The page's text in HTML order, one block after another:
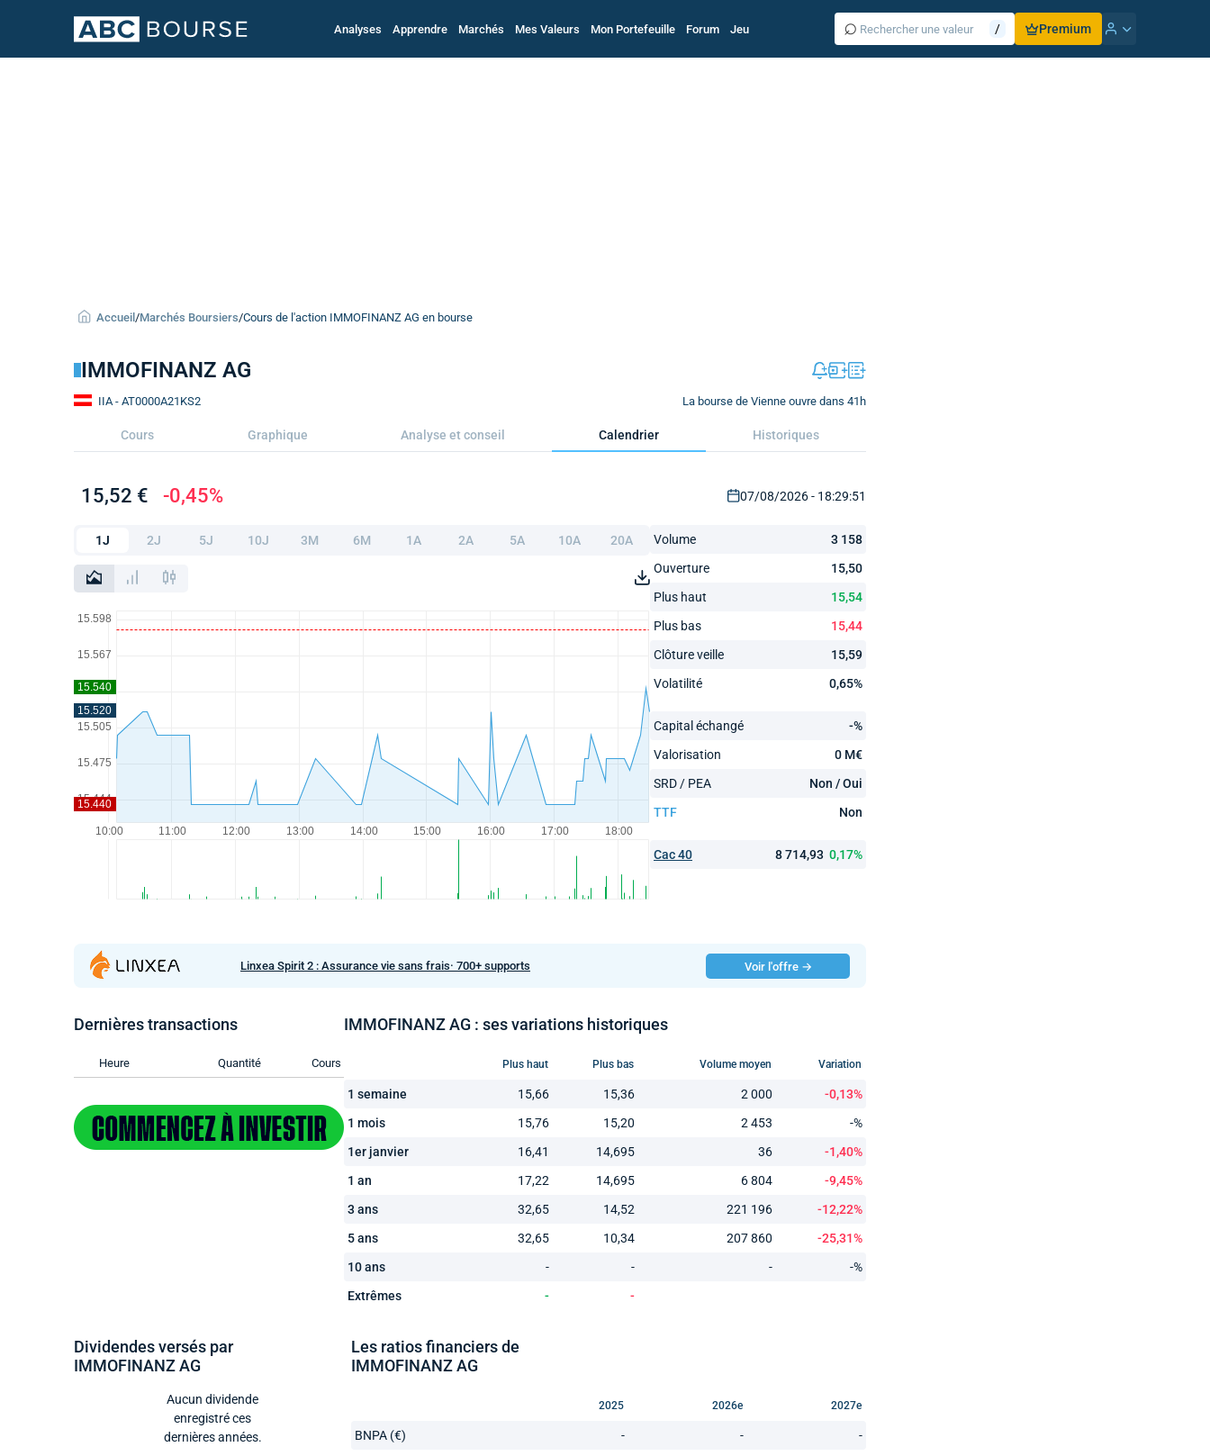
Analyses Apprendre Marchés Mes Valeurs Mon Portefeuille Forum Jeu ⌕ / Premium
Accueil /Marchés Boursiers/Cours de l'action IMMOFINANZ AG en bourse
IMMOFINANZ AG
La bourse de Vienne ouvre dans 41h
IIA- AT0000A21KS2
Cours Graphique Analyse et conseil Calendrier Historiques
15,52 € -0,45% 07/08/2026 - 18:29:51
1J 2J 5J 10J 3M 6M 1A 2A 5A 10A 20A Volume
3 158
Ouverture
15,50
Plus haut
15,54
Plus bas
15,44
Clôture veille
15,59
Volatilité
0,65%
Capital échangé
-%
Valorisation
0 M€
SRD / PEA
Non / Oui
TTF
Non
Cac 40 8 714,93 0,17%
Linxea Spirit 2 : Assurance vie sans frais· 700+ supports Voir l'offre →
Dernières transactions
Heure Quantité Cours
IMMOFINANZ AG : ses variations historiques
Plus haut Plus bas Volume moyen Variation
1 semaine 15,66 15,36 2 000
-0,13%
1 mois
15,76 15,20 2 453
-%
1er janvier
16,41 14,695 36
-1,40%
1 an
17,22 14,695 6 804
-9,45%
3 ans
32,65 14,52 221 196
-12,22%
5 ans
32,65 10,34 207 860
-25,31%
10 ans
- - -
-%
Extrêmes
- -
Dividendes versés par
IMMOFINANZ AG
Aucun dividende
enregistré ces
dernières années.
Les ratios financiers de
IMMOFINANZ AG
2025 2026e 2027e
BNPA (€) - -
-